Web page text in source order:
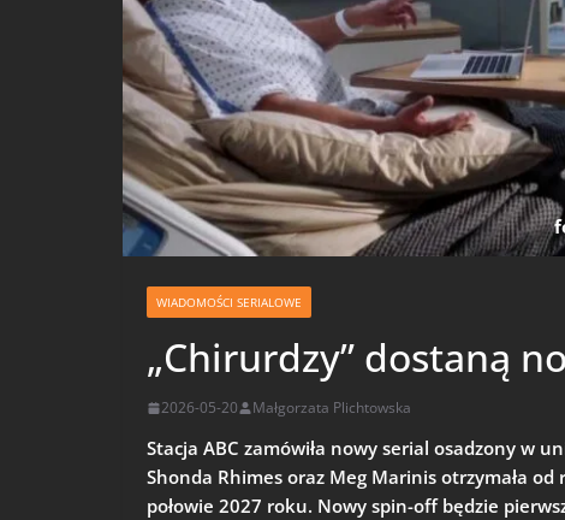
WIADOMOŚCI SERIALOWE
„Chirurdzy” dostaną
2026-05-20 Małgorzata Plichtowska
Stacja ABC zamówiła nowy serial osadzony w
Shonda Rhimes oraz Meg Marinis otrzymała
połowie 2027 roku. Nowy spin-off będzie